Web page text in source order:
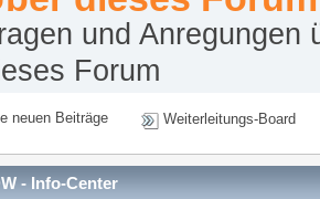
und Anregungen
Forum
neuen Beiträge Weiterleitungs-Board
- Info-Center